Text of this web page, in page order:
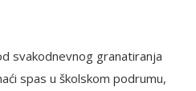
svakodnevnog granatiranja
spas u školskom podrumu,